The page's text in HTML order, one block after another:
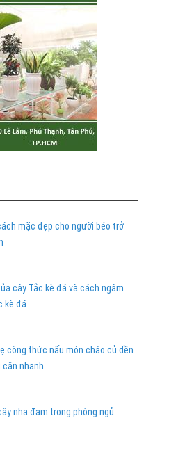
mặc đẹp cho người béo trở
cây Tắc kè đá và cách ngâm
kè đá
công thức nấu món cháo củ dền
nhanh
nha đam trong phòng ngủ